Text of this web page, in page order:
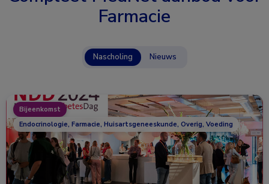
Farmacie
Nascholing Nieuws
Bijeenkomst
Endocrinologie, Farmacie, Huisartsgeneeskunde, Overig, Voeding